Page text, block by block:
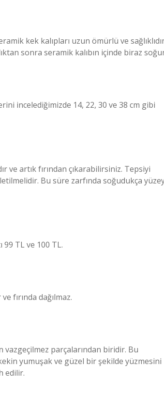
kek kalıpları uzun ömürlü ve
sonra seramik kalıbın içinde biraz
incelediğimizde 14, 22, 30 ve 38 cm gibi
ve artık fırından çıkarabilirsiniz. Tepsiyi
Bu süre zarfında soğudukça
99 TL ve 100 TL.
fırında dağılmaz.
vazgeçilmez parçalarından biridir. Bu
yumuşak ve güzel bir şekilde yüzmesini
edilir.